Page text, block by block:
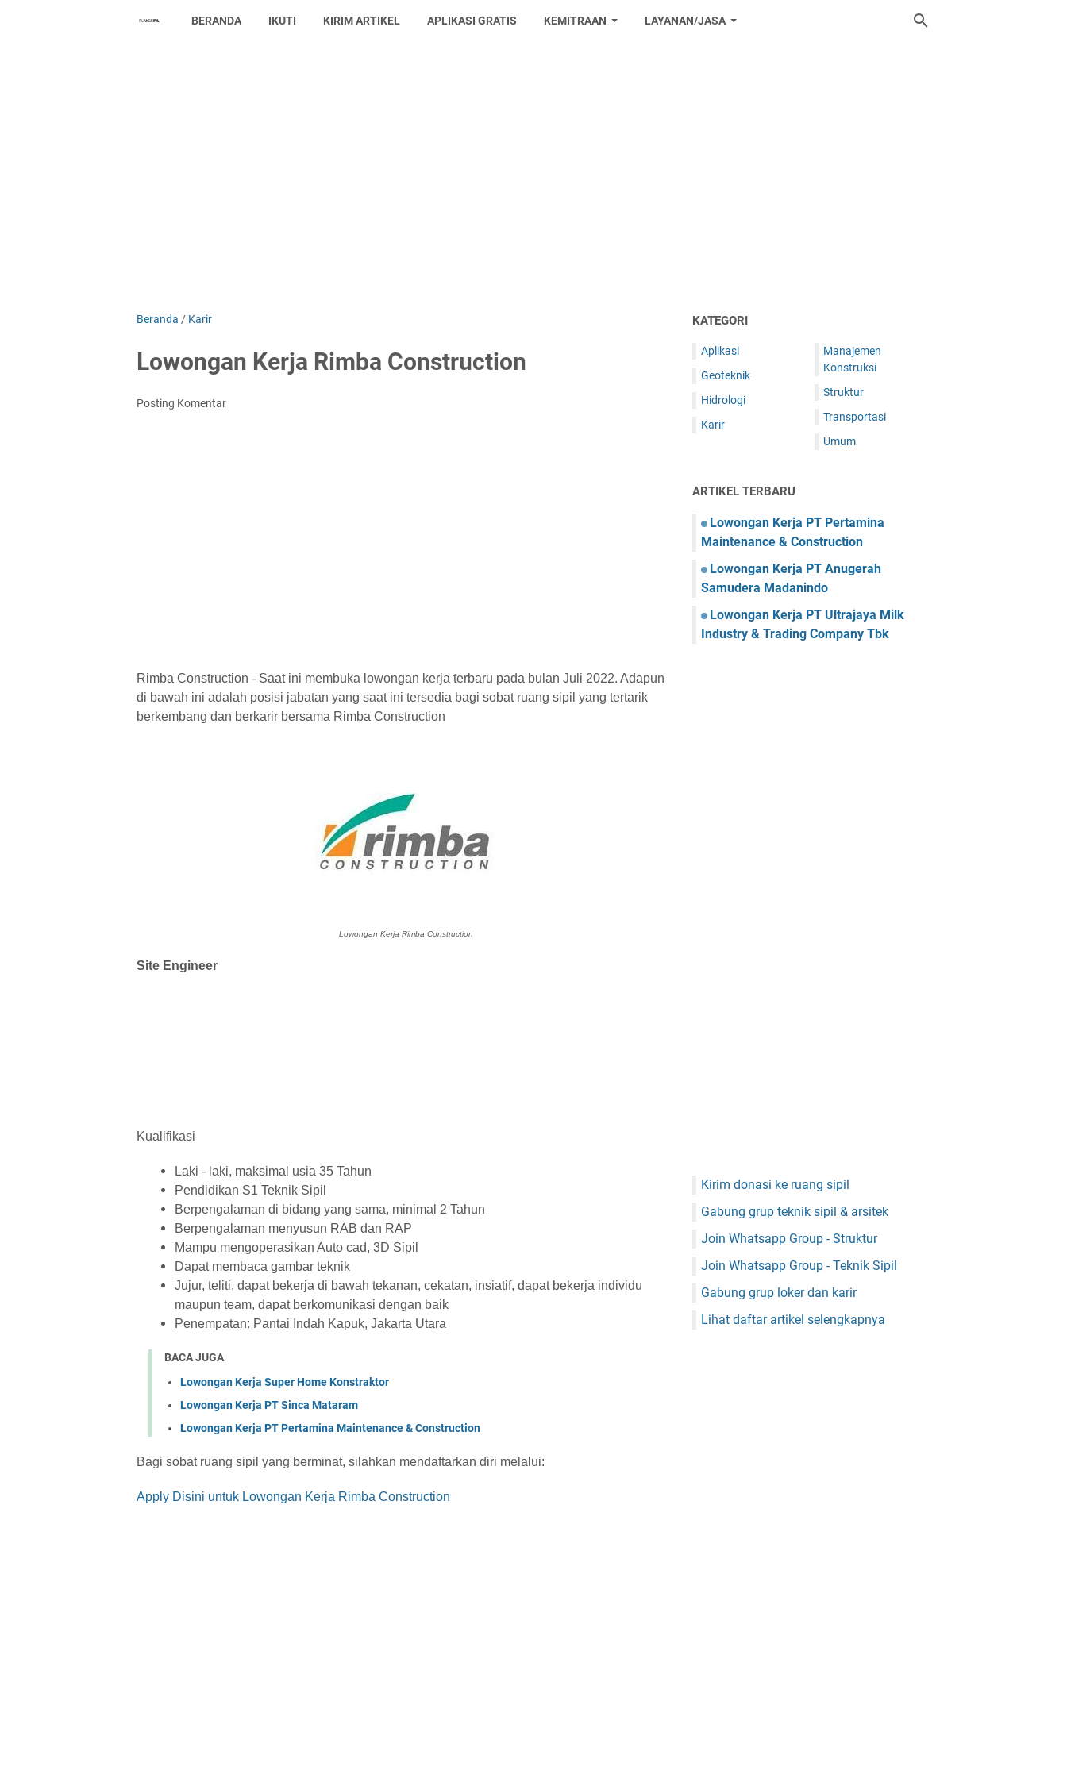
BERANDA IKUTI KIRIM ARTIKEL APLIKASI GRATIS KEMITRAAN LAYANAN/JASA
Beranda / Karir
Lowongan Kerja Rimba Construction
Posting Komentar
Rimba Construction - Saat ini membuka lowongan kerja terbaru pada bulan Juli 2022. Adapun
di bawah ini adalah posisi jabatan yang saat ini tersedia bagi sobat ruang sipil yang tertarik
berkembang dan berkarir bersama Rimba Construction
Lowongan Kerja Rimba Construction
Site Engineer
Kualifikasi
Laki - laki, maksimal usia 35 Tahun
Pendidikan S1 Teknik Sipil
Berpengalaman di bidang yang sama, minimal 2 Tahun
Berpengalaman menyusun RAB dan RAP
Mampu mengoperasikan Auto cad, 3D Sipil
Dapat membaca gambar teknik
Jujur, teliti, dapat bekerja di bawah tekanan, cekatan, insiatif, dapat bekerja individu
maupun team, dapat berkomunikasi dengan baik
Penempatan: Pantai Indah Kapuk, Jakarta Utara
BACA JUGA
Lowongan Kerja Super Home Konstraktor
Lowongan Kerja PT Sinca Mataram
Lowongan Kerja PT Pertamina Maintenance & Construction
Bagi sobat ruang sipil yang berminat, silahkan mendaftarkan diri melalui:
Apply Disini untuk Lowongan Kerja Rimba Construction
KATEGORI
Aplikasi
Geoteknik
Hidrologi
Karir
Manajemen
Konstruksi
Struktur
Transportasi
Umum
ARTIKEL TERBARU
Lowongan Kerja PT Pertamina
Maintenance & Construction
Lowongan Kerja PT Anugerah
Samudera Madanindo
Lowongan Kerja PT Ultrajaya Milk
Industry & Trading Company Tbk
Kirim donasi ke ruang sipil
Gabung grup teknik sipil & arsitek
Join Whatsapp Group - Struktur
Join Whatsapp Group - Teknik Sipil
Gabung grup loker dan karir
Lihat daftar artikel selengkapnya